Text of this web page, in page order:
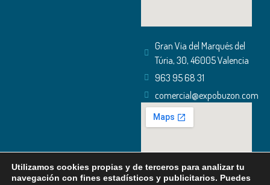
Gran Via del Marqués del
Túria, 30, 46005 Valencia
963 95 68 31
comercial@expobuzon.com
Utilizamos cookies propias y de terceros para analizar tu
navegación con fines estadísticos y publicitarios. Puedes